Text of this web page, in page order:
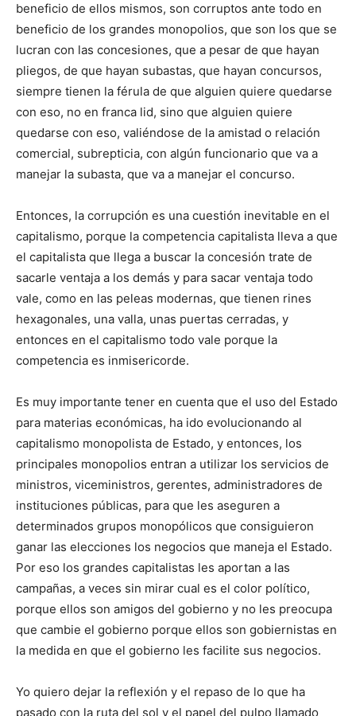
beneficio de ellos mismos, son corruptos ante todo en
beneficio de los grandes monopolios, que son los que se
lucran con las concesiones, que a pesar de que hayan
pliegos, de que hayan subastas, que hayan concursos,
siempre tienen la férula de que alguien quiere quedarse
con eso, no en franca lid, sino que alguien quiere
quedarse con eso, valiéndose de la amistad o relación
comercial, subrepticia, con algún funcionario que va a
manejar la subasta, que va a manejar el concurso.
Entonces, la corrupción es una cuestión inevitable en el
capitalismo, porque la competencia capitalista lleva a que
el capitalista que llega a buscar la concesión trate de
sacarle ventaja a los demás y para sacar ventaja todo
vale, como en las peleas modernas, que tienen rines
hexagonales, una valla, unas puertas cerradas, y
entonces en el capitalismo todo vale porque la
competencia es inmisericorde.
Es muy importante tener en cuenta que el uso del Estado
para materias económicas, ha ido evolucionando al
capitalismo monopolista de Estado, y entonces, los
principales monopolios entran a utilizar los servicios de
ministros, viceministros, gerentes, administradores de
instituciones públicas, para que les aseguren a
determinados grupos monopólicos que consiguieron
ganar las elecciones los negocios que maneja el Estado.
Por eso los grandes capitalistas les aportan a las
campañas, a veces sin mirar cual es el color político,
porque ellos son amigos del gobierno y no les preocupa
que cambie el gobierno porque ellos son gobiernistas en
la medida en que el gobierno les facilite sus negocios.
Yo quiero dejar la reflexión y el repaso de lo que ha
pasado con la ruta del sol y el papel del pulpo llamado